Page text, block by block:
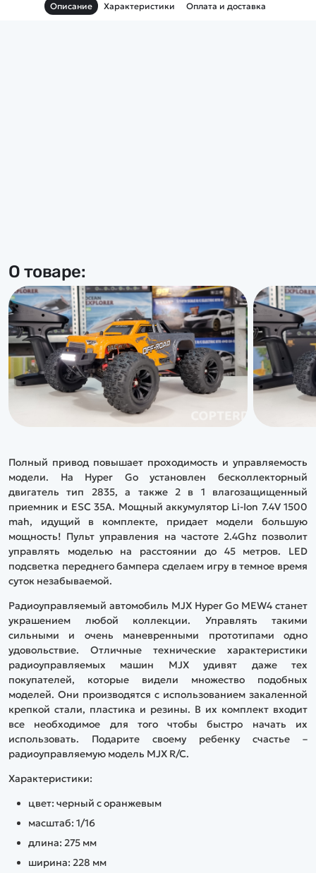
Описание Характеристики Оплата и доставка
О товаре:
Полный привод повышает проходимость и управляемость
модели. На Hyper Go установлен бесколлекторный
двигатель тип 2835, а также 2 в 1 влагозащищенный
приемник и ESC 35А. Мощный аккумулятор Li-Ion 7.4V 1500
mah, идущий в комплекте, придает модели большую
мощность! Пульт управления на частоте 2.4Ghz позволит
управлять моделью на расстоянии до 45 метров. LED
подсветка переднего бампера сделаем игру в темное время
суток незабываемой.
Радиоуправляемый автомобиль MJX Hyper Go MEW4 станет
украшением любой коллекции. Управлять такими
сильными и очень маневренными прототипами одно
удовольствие. Отличные технические характеристики
радиоуправляемых машин MJX удивят даже тех
покупателей, которые видели множество подобных
моделей. Они производятся с использованием закаленной
крепкой стали, пластика и резины. В их комплект входит
все необходимое для того чтобы быстро начать их
использовать. Подарите своему ребенку счастье –
радиоуправляемую модель MJX R/C.
Характеристики:
цвет: черный с оранжевым
масштаб: 1/16
длина: 275 мм
ширина: 228 мм